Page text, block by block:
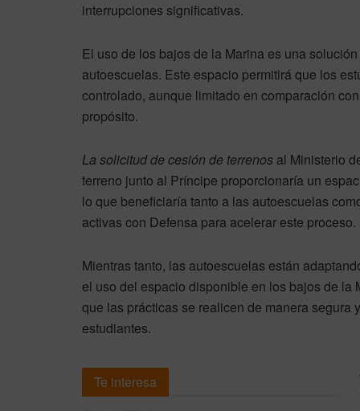
interrupciones significativas.
El uso de los bajos de la Marina es una
autoescuelas. Este espacio permitirá que los
controlado, aunque limitado en comparación
propósito.
La solicitud de cesión de terrenos al Ministerio
terreno junto al Príncipe proporcionaría un
lo que beneficiaría tanto a las autoescuelas
activas con Defensa para acelerar este proceso.
Mientras tanto, las autoescuelas están
el uso del espacio disponible en los bajos de
que las prácticas se realicen de manera
estudiantes.
Te interesa